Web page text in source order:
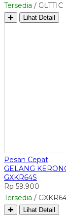
Tersedia / GLTTIC
✚ Lihat Detail
Pesan Cepat
GELANG
GXKR64S
Rp 59.900
Tersedia /
✚ Lihat Detail